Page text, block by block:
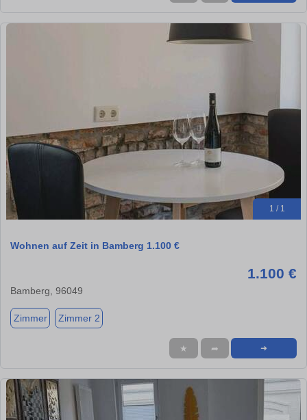
1 / 1
Wohnen auf Zeit in Bamberg 1.100 €
1.100 €
Bamberg, 96049
Zimmer Zimmer 2
★ ➦ ➜